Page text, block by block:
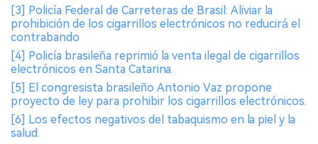
[3] Policía Federal de Carreteras de Brasil: Aliviar la
prohibición de los cigarrillos electrónicos no reducirá el
contrabando
[4] Policía brasileña reprimió la venta ilegal de cigarrillos
electrónicos en Santa Catarina.
[5] El congresista brasileño Antonio Vaz propone
proyecto de ley para prohibir los cigarrillos electrónicos.
[6] Los efectos negativos del tabaquismo en la piel y la
salud.